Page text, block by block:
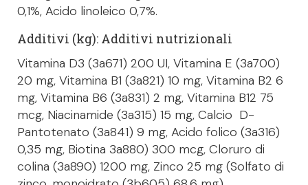
0,1%, Acido linoleico 0,7%.
Additivi (kg): Additivi nutrizionali
Vitamina D3 (3a671) 200 UI, Vitamina E (3a700)
20 mg, Vitamina B1 (3a821) 10 mg, Vitamina B2 6
mg, Vitamina B6 (3a831) 2 mg, Vitamina B12 75
mcg, Niacinamide (3a315) 15 mg, Calcio D-
Pantotenato (3a841) 9 mg, Acido folico (3a316)
0,35 mg, Biotina 3a880) 300 mcg, Cloruro di
colina (3a890) 1200 mg, Zinco 25 mg (Solfato di